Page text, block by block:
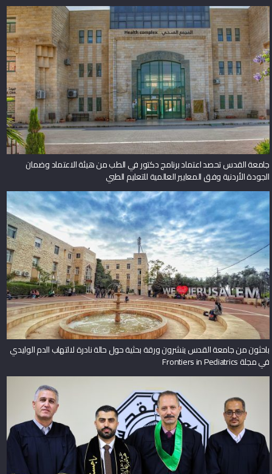
جامعة القدس تحصد اعتماد برنامج دكتور في الطب من هيئة الاعتماد وضمان
الجودة الأردنية وفق المعايير العالمية للتعليم الطبي
باحثون من جامعة القدس ينشرون ورقة بحثية حول حالة نادرة لالتهاب الدم الوليدي
في مجلة Frontiers in Pediatrics